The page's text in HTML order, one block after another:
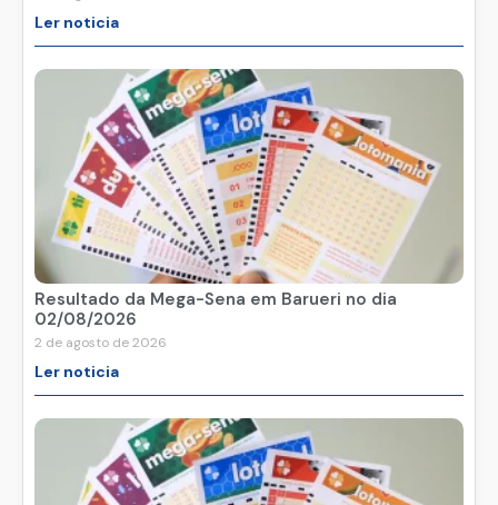
04/08/2026
5 de agosto de 2026
Ler noticia
02/08/2026
2 de agosto de 2026
Ler noticia